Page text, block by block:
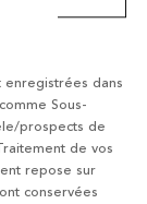
dans
Sous-
prospects de
de vos
repose sur
conservées